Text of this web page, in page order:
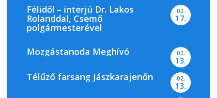
Félidő! – interjú Dr. Lakos
Rolanddal, Csemő
polgármesterével
02.
17.
Mozgástanoda Meghívó 02.
13.
Télűző farsang Jászkarajenőn 02.
13.